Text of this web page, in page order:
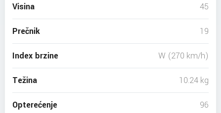
Visina 45
Prečnik 19
Index brzine W (270 km/h)
Težina 10.24 kg
Opterećenje 96